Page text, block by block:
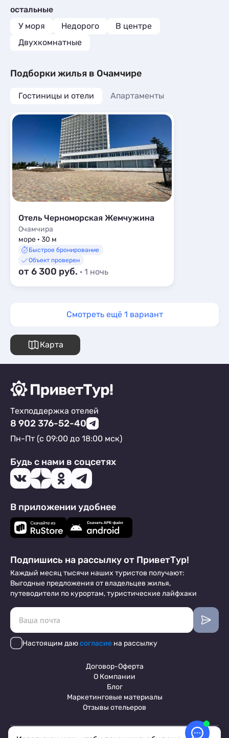
остальные
У моря
Недорого
В центре
Двухкомнатные
Подборки жилья в Очамчире
Гостиницы и отели Апартаменты
Отель Черноморская Жемчужина
Очамчира
море · 30 м
Быстрое бронирование
Объект проверен
от 6 300 руб. · 1 ночь
Смотреть ещё 1 вариант
Карта
Техподдержка отелей
8 902 376-52-40
Пн-Пт (с 09:00 до 18:00 мск)
Будь с нами в соцсетях
В приложении удобнее
Подпишись на рассылку от ПриветТур!
Каждый месяц тысячи наших туристов получают:
Выгодные предложения от владельцев жилья,
путеводители по курортам, туристические лайфхаки
Настоящим даюсогласие на рассылку
Договор-Оферта
О Компании
Блог
Маркетинговые материалы
Отзывы отельеров